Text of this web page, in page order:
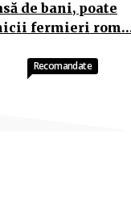
de bani, poate
fermieri
Recomandate